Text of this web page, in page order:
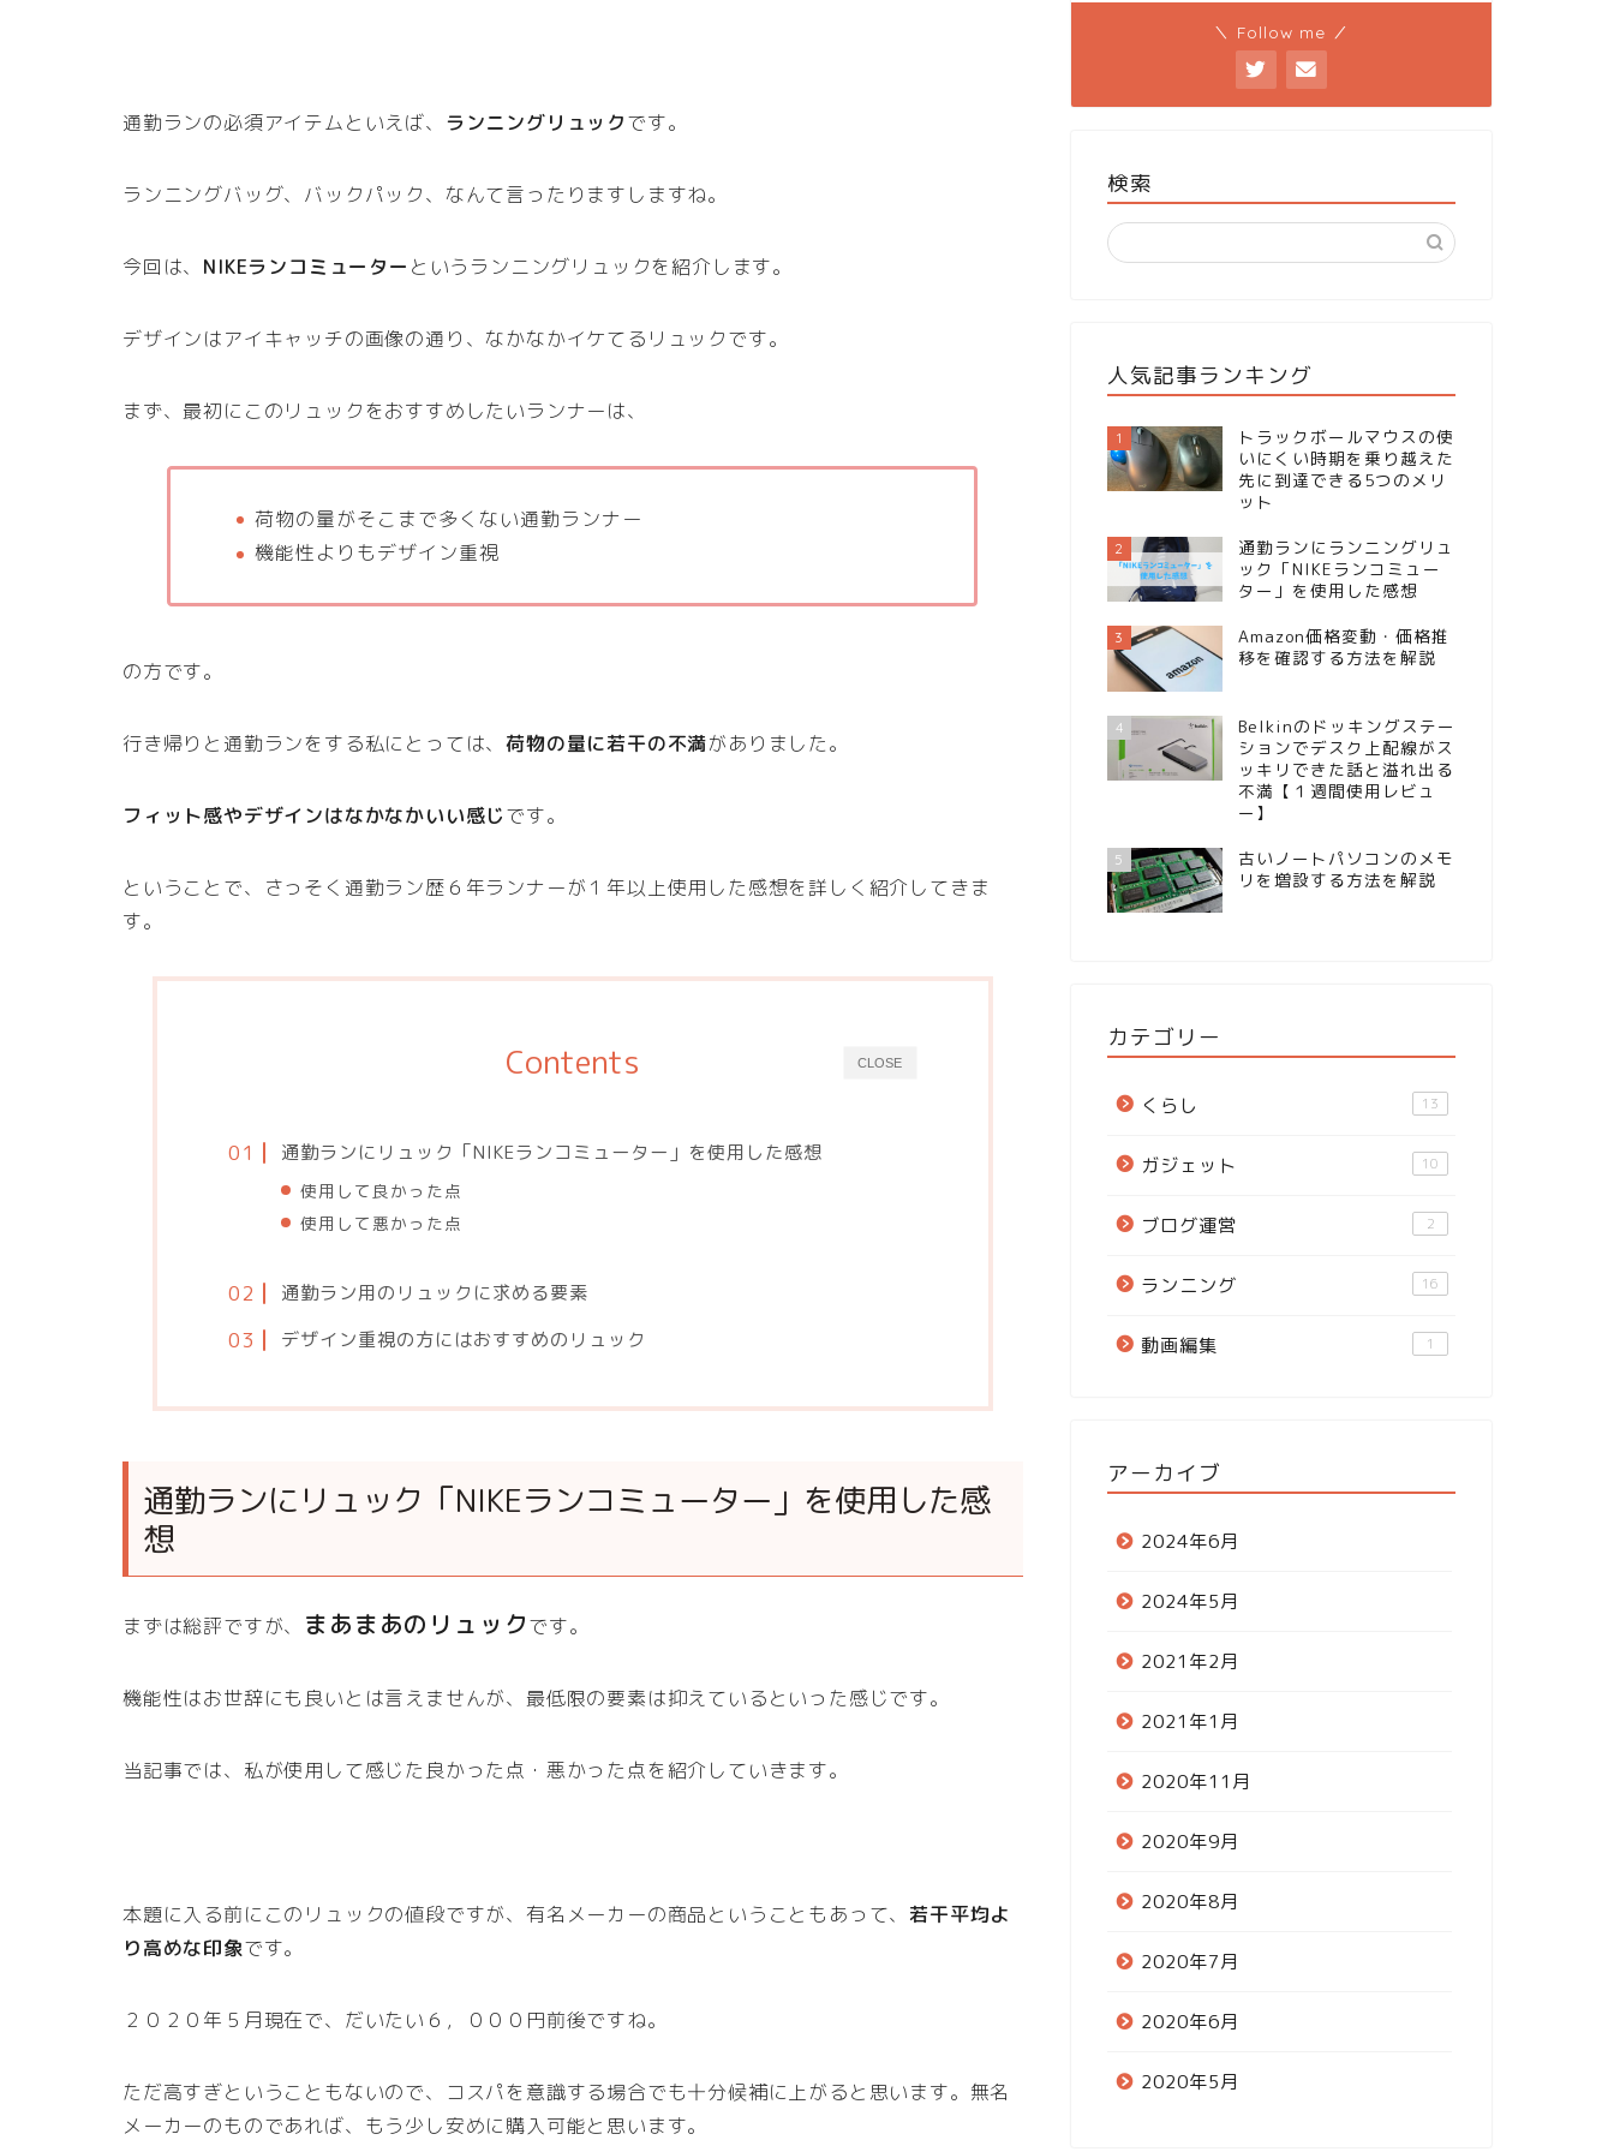
通勤ランの必須アイテムといえば、 ランニングリュックです。
ランニングバッグ、バックパック、なんて言ったりますしますね。
今回は、 NIKEランコミューター というランニングリュックを紹介します。
デザインはアイキャッチの画像の通り、なかなかイケてるリュックです。
まず、最初にこのリュックをおすすめしたいランナーは、
荷物の量がそこまで多くない通勤ランナー
機能性よりもデザイン重視
の方です。
行き帰りと通勤ランをする私にとっては、荷物の量に若干の不満がありました。
フィット感やデザインはなかなかいい感じです。
ということで、さっそく通勤ラン歴６年ランナーが１年以上使用した感想を詳しく紹介してきま
す。
CLOSE
Contents
通勤ランにリュック「NIKEランコミューター」を使用した感想
使用して良かった点
使用して悪かった点
通勤ラン用のリュックに求める要素
デザイン重視の方にはおすすめのリュック
通勤ランにリュック「NIKEランコミューター」を使用した感
想
まずは総評ですが、 まあまあのリュックです。
機能性はお世辞にも良いとは言えませんが、最低限の要素は抑えているといった感じです。
当記事では、私が使用して感じた良かった点・悪かった点を紹介していきます。
本題に入る前にこのリュックの値段ですが、有名メーカーの商品ということもあって、 若干平均よ
り高めな印象です。
２０２０年５月現在で、だいたい６，０００円前後ですね。
ただ高すぎということもないので、コスパを意識する場合でも十分候補に上がると思います。 無名
メーカーのものであれば、もう少し安めに購入可能と思います。
＼ Follow me ／
検索
人気記事ランキング
1
トラックボールマウスの使
いにくい時期を乗り越えた
先に到達できる5つのメリ
ット
2
通勤ランにランニングリュ
ック「NIKEランコミュー
ター」を使用した感想
3
Amazon価格変動・価格推
移を確認する方法を解説
4
Belkinのドッキングステー
ションでデスク上配線がス
ッキリできた話と溢れ出る
不満【１週間使用レビュ
ー】
5
古いノートパソコンのメモ
リを増設する方法を解説
カテゴリー
くらし 13
ガジェット 10
ブログ運営 2
ランニング 16
動画編集 1
アーカイブ
2024年6月
2024年5月
2021年2月
2021年1月
2020年11月
2020年9月
2020年8月
2020年7月
2020年6月
2020年5月